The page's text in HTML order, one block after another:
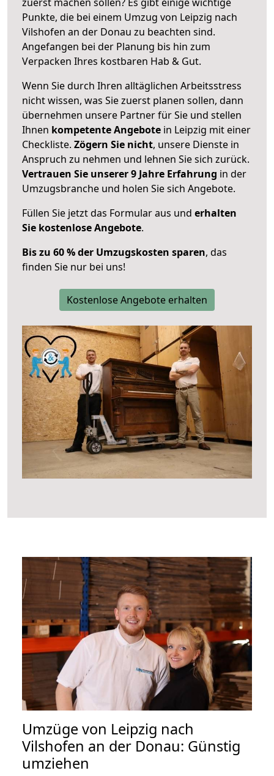
Punkte, die bei einem Umzug von Leipzig nach
Vilshofen an der Donau zu beachten sind.
Angefangen bei der Planung bis hin zum
Verpacken Ihres kostbaren Hab & Gut.
Wenn Sie durch Ihren alltäglichen Arbeitsstress
nicht wissen, was Sie zuerst planen sollen, dann
übernehmen unsere Partner für Sie und stellen
Ihnen kompetente Angebote in Leipzig mit einer
Checkliste. Zögern Sie nicht, unsere Dienste in
Anspruch zu nehmen und lehnen Sie sich zurück.
Vertrauen Sie unserer 9 Jahre Erfahrung in der
Umzugsbranche und holen Sie sich Angebote.
Füllen Sie jetzt das Formular aus und erhalten
Sie kostenlose Angebote.
Bis zu 60 % der Umzugskosten sparen, das
finden Sie nur bei uns!
Kostenlose Angebote erhalten
Umzüge von Leipzig nach
Vilshofen an der Donau: Günstig
umziehen